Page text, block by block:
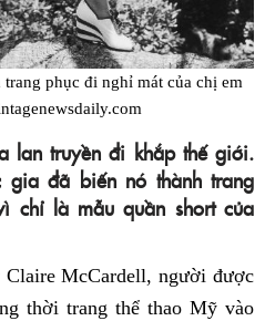
phục đi nghỉ mát của chị em
lan truyền đi khắp thế giới.
gia đã biến nó thành trang
chỉ là mẫu quần short của
McCardell, người được
thời trang thể thao Mỹ vào